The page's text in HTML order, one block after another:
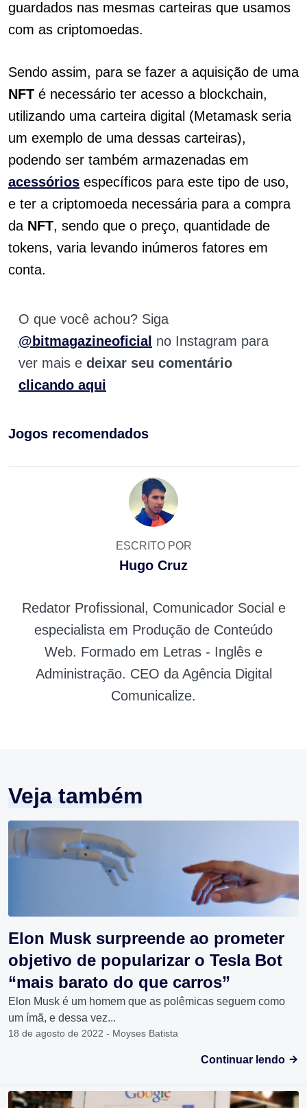
guardados nas mesmas carteiras que usamos
com as criptomoedas.
Sendo assim, para se fazer a aquisição de uma
NFT é necessário ter acesso a blockchain,
utilizando uma carteira digital (Metamask seria
um exemplo de uma dessas carteiras),
podendo ser também armazenadas em
acessórios específicos para este tipo de uso,
e ter a criptomoeda necessária para a compra
da NFT, sendo que o preço, quantidade de
tokens, varia levando inúmeros fatores em
conta.
O que você achou? Siga
@bitmagazineoficial no Instagram para
ver mais e deixar seu comentário
clicando aqui
Jogos recomendados
ESCRITO POR
Hugo Cruz
Redator Profissional, Comunicador Social e
especialista em Produção de Conteúdo
Web. Formado em Letras - Inglês e
Administração. CEO da Agência Digital
Comunicalize.
Veja também
Elon Musk surpreende ao prometer
objetivo de popularizar o Tesla Bot
“mais barato do que carros”
Elon Musk é um homem que as polêmicas seguem como
um ímã, e dessa vez...
18 de agosto de 2022 - Moyses Batista
Continuar lendo